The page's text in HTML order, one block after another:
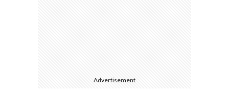
Advertisement